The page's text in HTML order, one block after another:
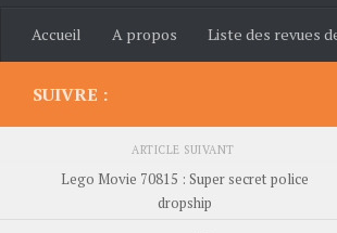
Accueil A propos Liste des revues
SUIVRE :
ARTICLE SUIVANT
Lego Movie 70815 : Super secret police
dropship